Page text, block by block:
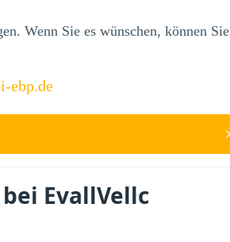
Wenn Sie es wünschen, können Sie
ebp.de
EvallVellc